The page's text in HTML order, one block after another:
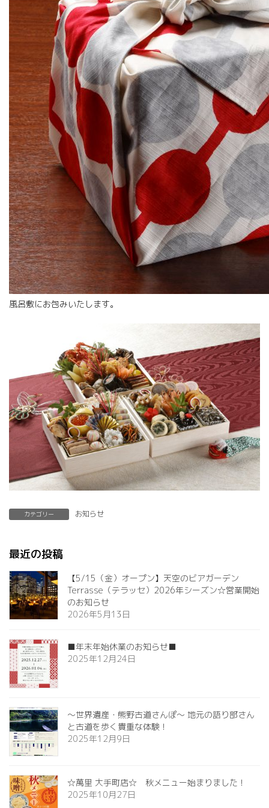
風呂敷にお包みいたします。
カテゴリー お知らせ
最近の投稿
【5/15（金）オープン】天空のビアガーデン
Terrasse（テラッセ）2026年シーズン☆営業開始
のお知らせ
2026年5月13日
■年末年始休業のお知らせ■
2025年12月24日
～世界遺産・熊野古道さんぽ～ 地元の語り部さん
と古道を歩く貴重な体験！
2025年12月9日
☆萬里 大手町店☆ 秋メニュー始まりました！
2025年10月27日